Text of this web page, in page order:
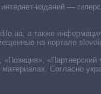
изданий —
а также
на портале
Согласно